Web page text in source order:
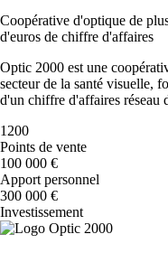
Coopérative d'optique de
d'euros de chiffre d'affaires
Optic 2000 est une
secteur de la santé visuelle,
d'un chiffre d'affaires réseau
1200
Points de vente
100 000 €
Apport personnel
300 000 €
Investissement